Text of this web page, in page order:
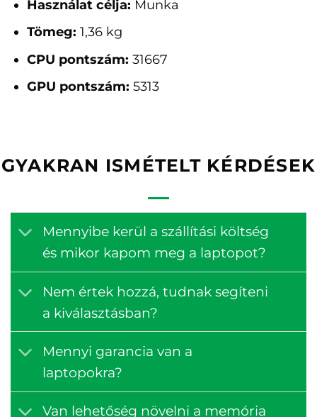
Használat célja: Munka
Tömeg: 1,36 kg
CPU pontszám: 31667
GPU pontszám: 5313
GYAKRAN ISMÉTELT KÉRDÉSEK
Mennyibe kerül a szállítási költség
és mikor kapom meg a laptopot?
Nem értek hozzá, tudnak segíteni
a kiválasztásban?
Mennyi garancia van a
laptopokra?
Van lehetőség növelni a memória